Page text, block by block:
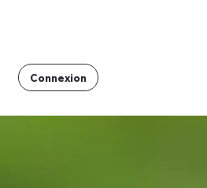
Connexion